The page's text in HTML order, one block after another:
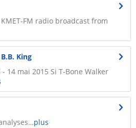
FM radio broadcast from
King
14 mai 2015 Si T-Bone Walker
plus